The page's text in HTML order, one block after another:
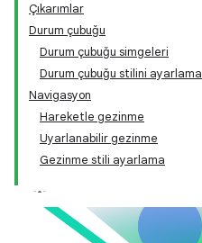
Çıkarımlar
Durum çubuğu
Durum çubuğu simgeleri
Durum çubuğu stilini ayarlama
Navigasyon
Hareketle gezinme
Uyarlanabilir gezinme
Gezinme stili ayarlama